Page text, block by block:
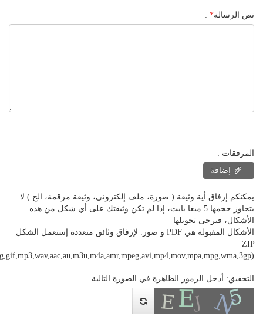
نص الرسالة*
:
المرفقات :
إضافة
يمكنكم إرفاق أية وثيقة ( صورة، ملف إلكتروني، وثيقة مرقمة، الخ ) لا
يتجاوز حجمها 5 ميغا بايت، إذا لم تكن وثيقتك على أي شكل من هذه
الأشكال، فيرجى تحويلها
الأشكال المقبولة هي PDF و صور. لإرفاق وثائق متعددة إستعمل الشكل
ZIP
التحقيق: أدخل الرموز الظاهرة في الصورة التالية